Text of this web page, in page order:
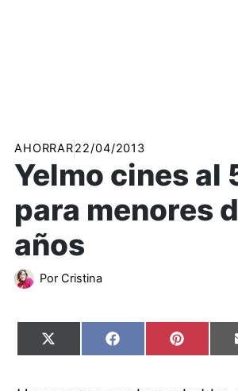
AHORRAR22/04/2013
Yelmo cines al
para menores
años
Por Cristina
Compartir
en
X
(Twitter)
Compartir
en
Facebook Compartir
en
Pinterest